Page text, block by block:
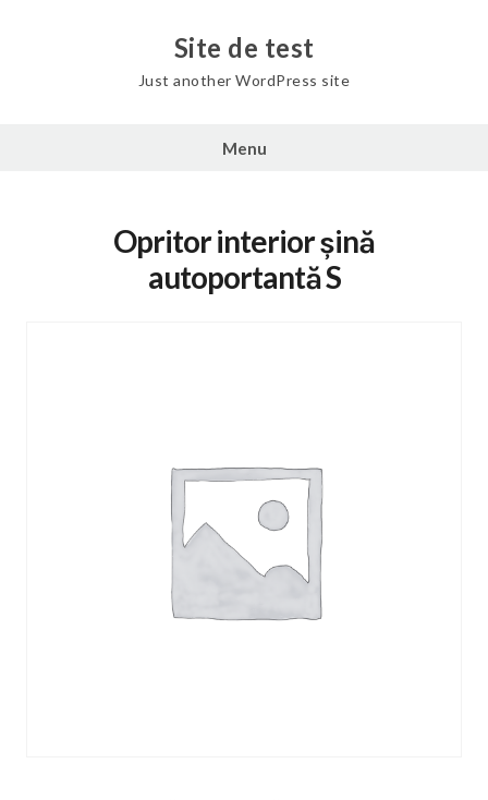
Site de test
Just another WordPress site
Menu
Opritor interior șină
autoportantă S